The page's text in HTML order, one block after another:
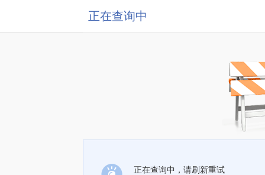
正在查询中
正在查询中，请刷新重试